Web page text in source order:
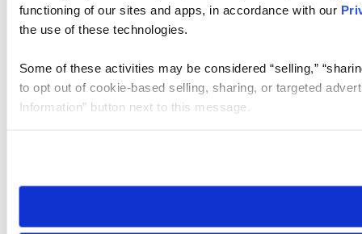
functioning of our sites and apps, in accordance with our
the use of these technologies.
Some of these activities may be considered “selling,”
to opt out of cookie-based selling, sharing, or targeted
Information” button next to this message.
need to be set again.